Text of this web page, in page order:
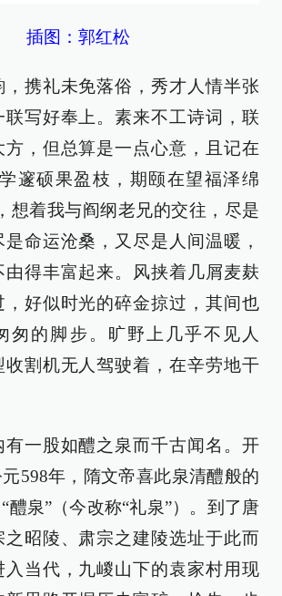
插图：郭红松
携礼未免落俗，秀才人情半张
写好奉上。素来不工诗词，联
，但总算是一点心意，且记在
邃硕果盈枝，期颐在望福泽绵
想着我与阎纲老兄的交往，尽是
命运沧桑，又尽是人间温暖，
由得丰富起来。风挟着几屑麦麸
，好似时光的碎金掠过，其间也
匆的脚步。旷野上几乎不见人
收割机无人驾驶着，在辛劳地干
有一股如醴之泉而千古闻名。开
598年，隋文帝喜此泉清醴般的
醴泉”（今改称“礼泉”）。到了唐
昭陵、肃宗之建陵选址于此而
入当代，九嵕山下的袁家村用现